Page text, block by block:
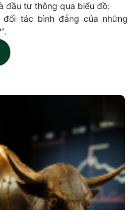
đầu tư thông qua biểu đồ:
đối tác bình đẳng của những